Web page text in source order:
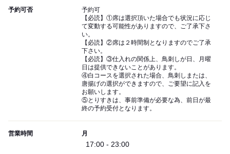
予約可否
予約可
【必読】①席は選択頂いた場合でも状況に応じ
て変動する可能性がありますので、ご了承下さ
い。
【必読】②席は２時間制となりますのでご了承
下さい。
【必読】③仕入れの関係上、鳥刺しが日、月曜
日は提供できないことがあります。
④白コースを選択された場合、鳥刺しまたは、
唐揚げの選択ができますので、ご要望に記入を
お願いします。
⑤とりすきは、事前準備が必要な為、前日が最
終の予約受付となります。
営業時間 月
17:00 - 23:00